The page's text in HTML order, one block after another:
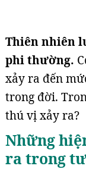
Thiên nhiên
phi thường.
xảy ra đến
trong đời.
thú vị xảy ra?
Những
ra trong